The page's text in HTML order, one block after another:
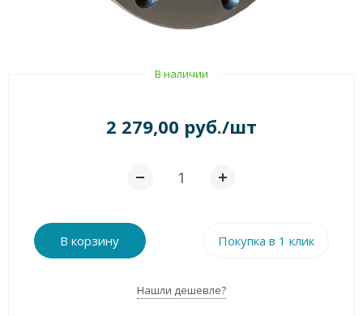
В наличии
2 279,00 руб./шт
В корзину Покупка в 1 клик
Нашли дешевле?